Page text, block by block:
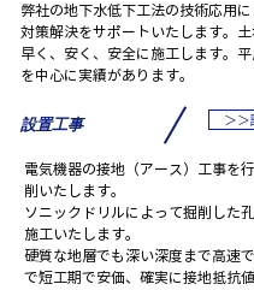
弊社の地下水低下工法の技術応用
対策解決をサポートいたします。
早く、安く、安全に施工します。
を中心に実績があります。
設置工事 ＞＞
電気機器の接地（アース）工事を
削いたします。
ソニックドリルによって掘削した
施工いたします。
硬質な地層でも深い深度まで高速
で短工期で安価、確実に接地抵抗